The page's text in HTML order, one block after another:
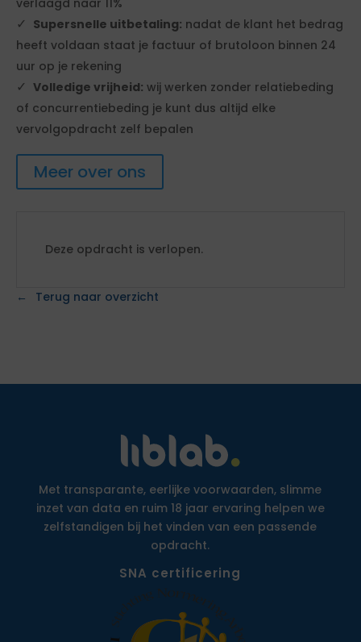
Supersnelle uitbetaling: nadat de klant het bedrag
heeft voldaan staat je factuur of brutoloon binnen 24
uur op je rekening
Volledige vrijheid: wij werken zonder relatiebeding
of concurrentiebeding je kunt dus altijd elke
vervolgopdracht zelf bepalen
Meer over ons
Deze opdracht is verlopen.
Terug naar overzicht
Met transparante, eerlijke voorwaarden, slimme
inzet van data en ruim 18 jaar ervaring helpen we
zelfstandigen bij het vinden van een passende
opdracht.
SNA certificering